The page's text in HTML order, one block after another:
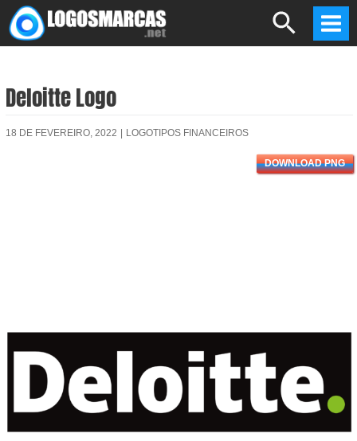
Skip
to
Search
Deloitte Logo
18 DE FEVEREIRO, 2022 LOGOTIPOS FINANCEIROS
DOWNLOAD PNG